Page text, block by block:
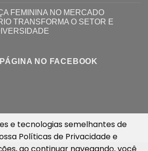
FEMININA NO MERCADO
TRANSFORMA O SETOR E
NO FACEBOOK
e tecnologias semelhantes de
Políticas de Privacidadee